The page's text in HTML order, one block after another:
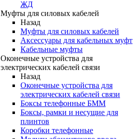
ЖД
Муфты для силовых кабелей
Назад
Муфты для силовых кабелей
Аксессуары для кабельных муфт
Кабельные муфты
Оконечные устройства для
электрических кабелей связи
Назад
Оконечные устройства для
электрических кабелей связи
Боксы телефонные БММ
Боксы, рамки и несущие для
плинтов
Коробки телефонные